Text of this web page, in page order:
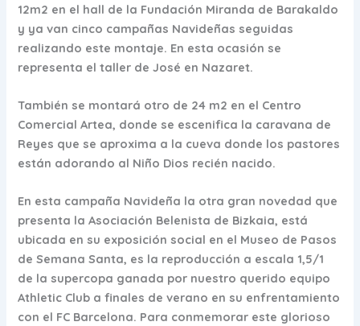
12m2 en el hall de la Fundación Miranda de Barakaldo
y ya van cinco campañas Navideñas seguidas
realizando este montaje. En esta ocasión se
representa el taller de José en Nazaret.
También se montará otro de 24 m2 en el Centro
Comercial Artea, donde se escenifica la caravana de
Reyes que se aproxima a la cueva donde los pastores
están adorando al Niño Dios recién nacido.
En esta campaña Navideña la otra gran novedad que
presenta la Asociación Belenista de Bizkaia, está
ubicada en su exposición social en el Museo de Pasos
de Semana Santa, es la reproducción a escala 1,5/1
de la supercopa ganada por nuestro querido equipo
Athletic Club a finales de verano en su enfrentamiento
con el FC Barcelona. Para conmemorar este glorioso